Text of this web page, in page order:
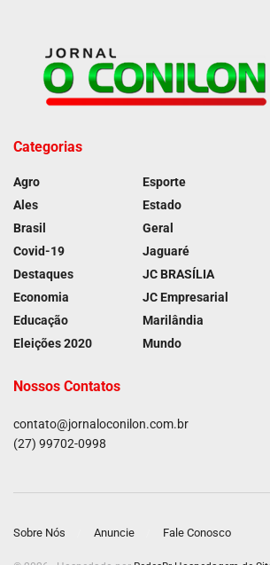
Categorias
Agro
Ales
Brasil
Covid-19
Destaques
Economia
Educação
Eleições 2020
Esporte
Estado
Geral
Jaguaré
JC BRASÍLIA
JC Empresarial
Marilândia
Mundo
Nossos Contatos
contato@jornaloconilon.com.br
(27) 99702-0998
Sobre Nós Anuncie Fale Conosco